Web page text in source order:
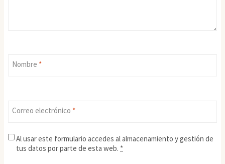
Nombre *
Correo electrónico *
Al usar este formulario accedes al almacenamiento y gestión de
tus datos por parte de esta web. *